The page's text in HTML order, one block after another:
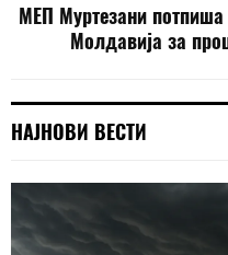
МЕП Муртезани
Молдавија за
НАЈНОВИ ВЕСТИ